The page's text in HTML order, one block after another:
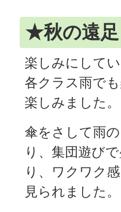
★秋の遠足
楽しみにして
各クラス雨で
楽しみました。
傘をさして雨
り、集団遊び
り、ワクワク
見られました。